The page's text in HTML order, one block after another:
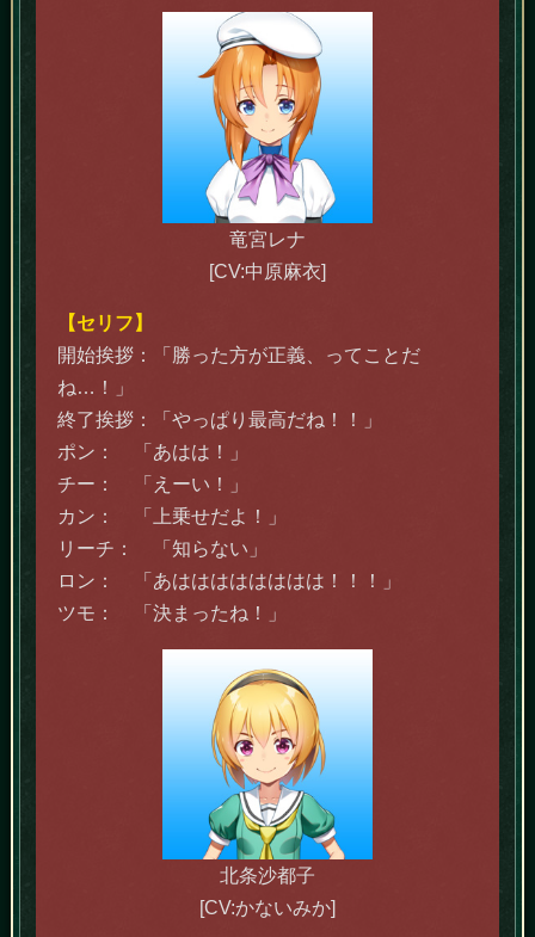
竜宮レナ
[CV:中原麻衣]
【セリフ】
開始挨拶：「勝った方が正義、ってことだ
ね…！」
終了挨拶：「やっぱり最高だね！！」
ポン： 「あはは！」
チー： 「えーい！」
カン： 「上乗せだよ！」
リーチ： 「知らない」
ロン： 「あはははははははは！！！」
ツモ： 「決まったね！」
北条沙都子
[CV:かないみか]